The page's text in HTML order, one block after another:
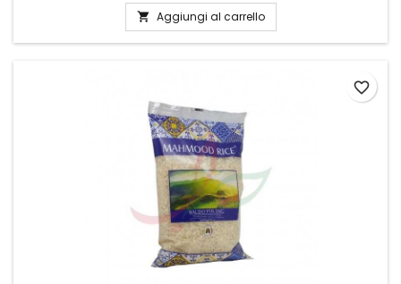
 Aggiungi al carrello
favorite_border